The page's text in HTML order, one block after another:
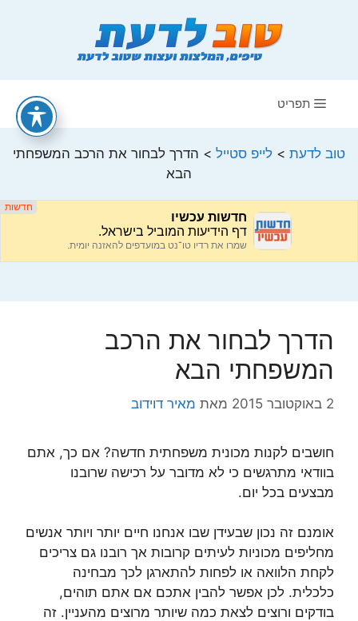
תפריט
טוב לדעת > לייפ סטייל > הדרך לבחור את הרכב המשפחתי
הבא
הדרך לבחור את הרכב
המשפחתי הבא
2 באוקטובר 2015 מאת מאיר דוידוב
חושבים לקנות מכונית משפחתית חדשה? אם כך, אתם
בוודאי מתרגשים כי לא מדובר על רכישה שרובנו
מבצעים בכל יום.
אומנם זה נכון שבעידן שבו אנחנו חיים יותר ויותר אנשים
מחליפים מכוניות לעיתים קרובות אך רובנו גם צריכים
לקחת הלוואה או לפחות להתארגן לכך מבחינה
כלכלית. לכן אפשר להבין אתכם אם אתם תוהים,
בודקים ורוצים לצאת כמה שיותר מרוצים מהעניין. זה